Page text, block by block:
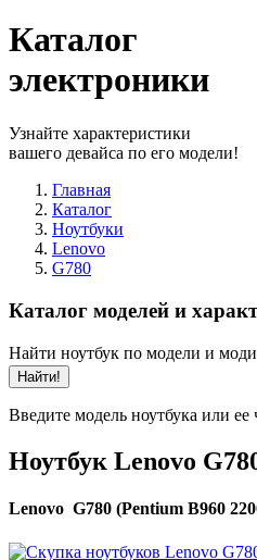
Каталог
электроники
Узнайте характеристики
вашего девайса по его модели!
Главная
Каталог
Ноутбуки
Lenovo
G780
Каталог моделей и
Найти ноутбук по модели и
Найти!
Введите модель ноутбука или ее
Ноутбук Lenovo
Lenovo G780 (Pentium B960